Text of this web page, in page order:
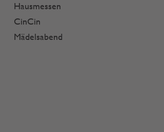
Hausmessen
CinCin
Mädelsabend